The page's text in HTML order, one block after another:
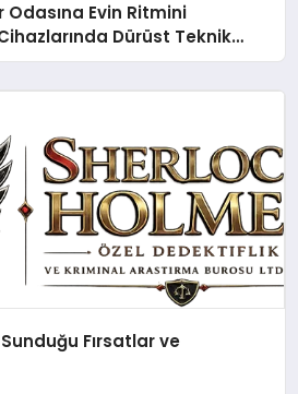
Evin Ritmini
Dürüst Teknik
Fırsatlar ve